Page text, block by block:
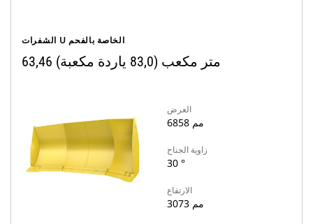
الشفرات U الخاصة بالفحم
63,46 متر مكعب (83,0 ياردة مكعبة)
العرض
6858 مم
زاوية الجناح
30 °
الارتفاع
3073 مم